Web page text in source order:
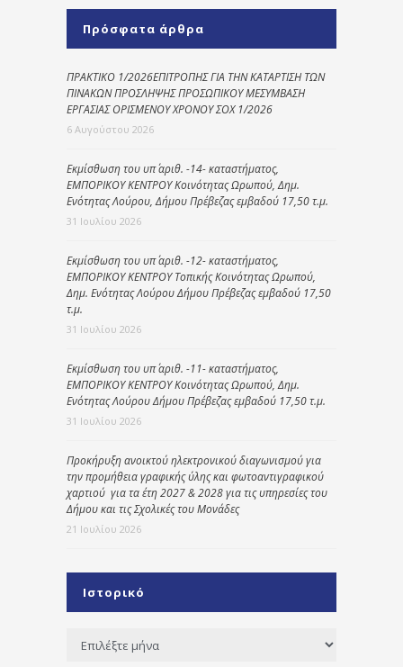
Πρόσφατα άρθρα
ΠΡΑΚΤΙΚΟ 1/2026ΕΠΙΤΡΟΠΗΣ ΓΙΑ ΤΗΝ ΚΑΤΑΡΤΙΣΗ ΤΩΝ
ΠΙΝΑΚΩΝ ΠΡΟΣΛΗΨΗΣ ΠΡΟΣΩΠΙΚΟΥ ΜΕΣΥΜΒΑΣΗ
ΕΡΓΑΣΙΑΣ ΟΡΙΣΜΕΝΟΥ ΧΡΟΝΟΥ ΣΟΧ 1/2026
6 Αυγούστου 2026
Εκμίσθωση του υπ΄ αριθ. -14- καταστήματος,
ΕΜΠΟΡΙΚΟΥ ΚΕΝΤΡΟΥ Κοινότητας Ωρωπού, Δημ.
Ενότητας Λούρου, Δήμου Πρέβεζας εμβαδού 17,50 τ.μ.
31 Ιουλίου 2026
Εκμίσθωση του υπ΄ αριθ. -12- καταστήματος,
ΕΜΠΟΡΙΚΟΥ ΚΕΝΤΡΟΥ Τοπικής Κοινότητας Ωρωπού,
Δημ. Ενότητας Λούρου Δήμου Πρέβεζας εμβαδού 17,50
τ.μ.
31 Ιουλίου 2026
Εκμίσθωση του υπ΄ αριθ. -11- καταστήματος,
ΕΜΠΟΡΙΚΟΥ ΚΕΝΤΡΟΥ Κοινότητας Ωρωπού, Δημ.
Ενότητας Λούρου Δήμου Πρέβεζας εμβαδού 17,50 τ.μ.
31 Ιουλίου 2026
Προκήρυξη ανοικτού ηλεκτρονικού διαγωνισμού για
την προμήθεια γραφικής ύλης και φωτοαντιγραφικού
χαρτιού για τα έτη 2027 & 2028 για τις υπηρεσίες του
Δήμου και τις Σχολικές του Μονάδες
21 Ιουλίου 2026
Ιστορικό
Ιστορικό